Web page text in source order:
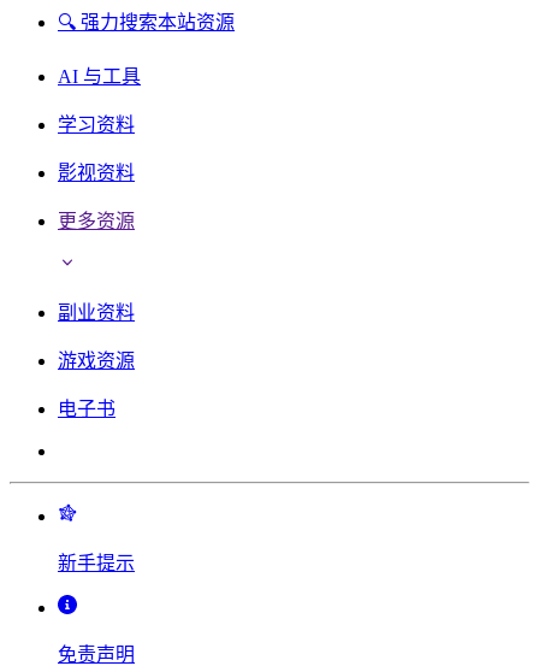
🔍 强力搜索本站资源
AI 与工具
学习资料
影视资料
更多资源
副业资料
游戏资源
电子书
新手提示
免责声明